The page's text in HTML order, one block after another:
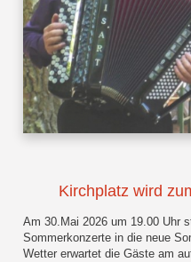
Kirchplatz wird
Am 30.Mai 2026 um 19.00 Uhr
Sommerkonzerte in die neue
Wetter erwartet die Gäste am